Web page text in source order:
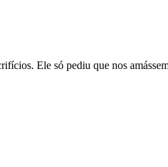
Ele só pediu que nos